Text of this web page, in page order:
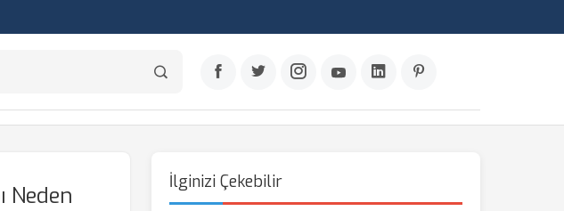
Neden
İlginizi Çekebilir